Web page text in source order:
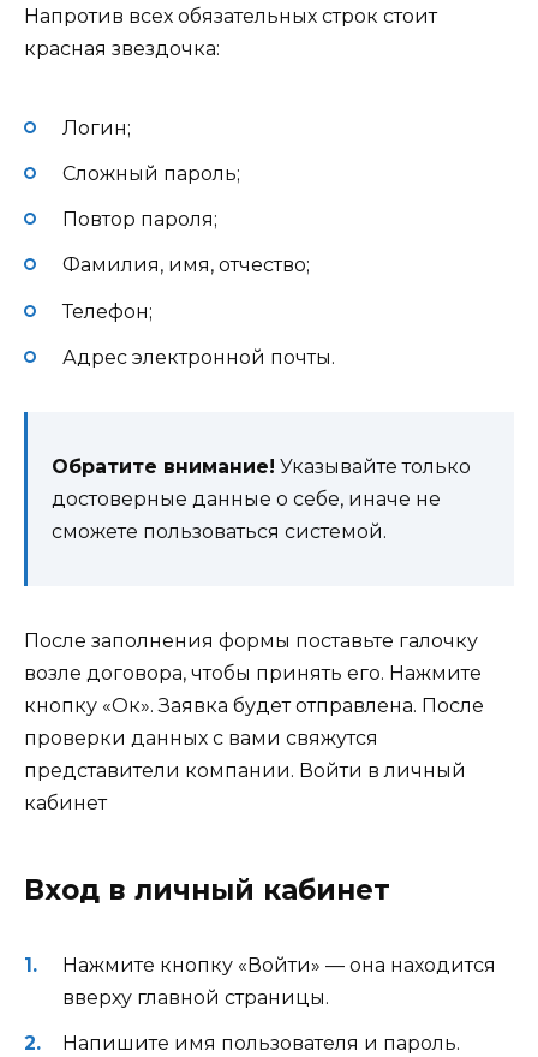
Напротив всех обязательных строк стоит
красная звездочка:
Логин;
Сложный пароль;
Повтор пароля;
Фамилия, имя, отчество;
Телефон;
Адрес электронной почты.
Обратите внимание! Указывайте только
достоверные данные о себе, иначе не
сможете пользоваться системой.
После заполнения формы поставьте галочку
возле договора, чтобы принять его. Нажмите
кнопку «Ок». Заявка будет отправлена. После
проверки данных с вами свяжутся
представители компании. Войти в личный
кабинет
Вход в личный кабинет
Нажмите кнопку «Войти» — она находится
вверху главной страницы.
Напишите имя пользователя и пароль.